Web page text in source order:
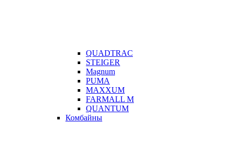
QUADTRAC
STEIGER
Magnum
PUMA
MAXXUM
FARMALL M
QUANTUM
Комбайны